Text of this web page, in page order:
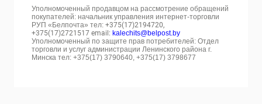
Уполномоченный продавцом на рассмотрение обращений
покупателей: начальник управления интернет-торговли
РУП «Белпочта» тел: +375(17)2194720,
+375(17)2721517 email: kalechits@belpost.by
Уполномоченный по защите прав потребителей: Отдел
торговли и услуг администрации Ленинского района г.
Минска тел: +375(17) 3790640, +375(17) 3798677